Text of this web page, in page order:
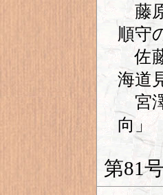
藤
順守
佐
海道
宮
向」
第81